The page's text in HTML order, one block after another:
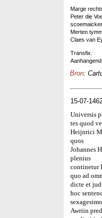
Marge
Peter die
Merten
Claes van
Transfix.
Aanhangend:
Bron:
15-07-
Universis
tes quod
Heijnrici
quos
Johannes
plenius
continetur
quo ad
dicte et
hoc
Awriin